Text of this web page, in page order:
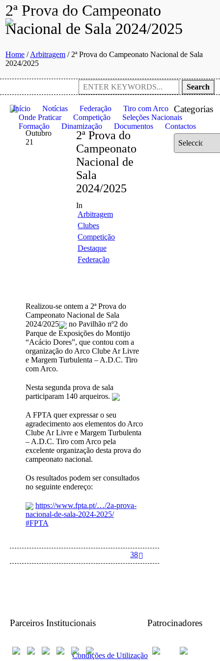
Anexo à residência dos Serviços de Ação Social da Universidade
Search
Início Notícias Federação
Tiro com Arco
Onde Praticar
Competição
Seleções Nacionais
Formação
Dinamização Documentos Contactos
2ª Prova do Campeonato
Nacional de Sala 2024/2025
Home /Arbitragem / 2ª Prova do Campeonato Nacional de Sala
2024/2025
Outubro
21
2ª Prova do
Campeonato
Nacional de
Sala
2024/2025
In
Arbitragem
Clubes
Competição
Destaque
Federação
Realizou-se ontem a 2ª Prova do
Campeonato Nacional de Sala
2024/2025
no Pavilhão nº2 do
Parque de Exposições do Montijo
“Acácio Dores”, que contou com a
organização do Arco Clube Ar Livre
e Margem Turbulenta – A.D.C. Tiro
com Arco.
Nesta segunda prova de sala
participaram 140 arqueiros.
A FPTA quer expressar o seu
agradecimento aos elementos do Arco
Clube Ar Livre e Margem Turbulenta
– A.D.C. Tiro com Arco pela
excelente organização desta prova do
campeonato nacional.
Os resultados podem ser consultados
no seguinte endereço:
https://www.fpta.pt/…/2a-prova-
nacional-de-sala-2024-2025/
#FPTA
38
Categorias
Categorias
Parceiros Institucionais Patrocinadores
Condições de Utilização